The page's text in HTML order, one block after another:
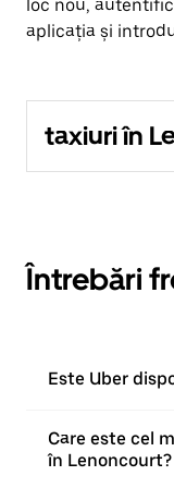
loc nou,
aplicația și
taxiuri în
Întrebări
Este Uber
Care este cel
în Lenoncourt?